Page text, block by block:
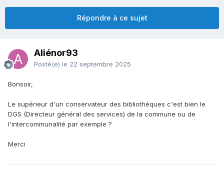
Répondre à ce sujet
Aliénor93
Posté(e) le 22 septembre 2025
Bonsoir,
Le supérieur d'un conservateur des bibliothèques c'est bien le
DGS (Directeur général des services) de la commune ou de
l'intercommunalité par exemple ?
Merci